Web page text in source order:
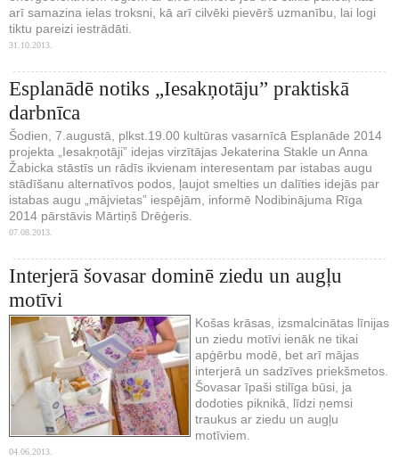
arī samazina ielas troksni, kā arī cilvēki pievērš uzmanību, lai logi
tiktu pareizi iestrādāti.
31.10.2013.
Esplanādē notiks „Iesakņotāju” praktiskā
darbnīca
Šodien, 7.augustā, plkst.19.00 kultūras vasarnīcā Esplanāde 2014
projekta „Iesakņotāji” idejas virzītājas Jekaterina Stakle un Anna
Žabicka stāstīs un rādīs ikvienam interesentam par istabas augu
stādīšanu alternatīvos podos, ļaujot smelties un dalīties idejās par
istabas augu „mājvietas” iespējām, informē Nodibinājuma Rīga
2014 pārstāvis Mārtiņš Drēģeris.
07.08.2013.
Interjerā šovasar dominē ziedu un augļu
motīvi
Košas krāsas, izsmalcinātas līnijas
un ziedu motīvi ienāk ne tikai
apģērbu modē, bet arī mājas
interjerā un sadzīves priekšmetos.
Šovasar īpaši stilīga būsi, ja
dodoties piknikā, līdzi ņemsi
traukus ar ziedu un augļu
motīviem.
04.06.2013.